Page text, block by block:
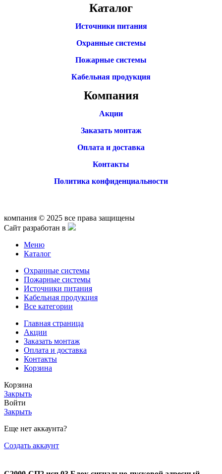
Каталог
Источники питания
Охранные системы
Пожарные системы
Кабельная продукция
Компания
Акции
Заказать монтаж
Оплата и доставка
Контакты
Политика конфиденциальности
компания © 2025 все права защищены
Сайт разработан в
Меню
Каталог
Охранные системы
Пожарные системы
Источники питания
Кабельная продукция
Все категории
Главная страница
Акции
Заказать монтаж
Оплата и доставка
Контакты
Корзина
Корзина
Закрыть
Войти
Закрыть
Еще нет аккаунта?
Создать аккаунт